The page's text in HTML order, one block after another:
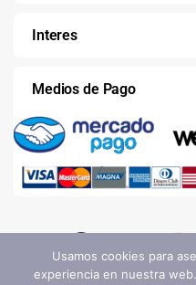
Interes
Medios de Pago
Usamos cookies para
experiencia en nuestra